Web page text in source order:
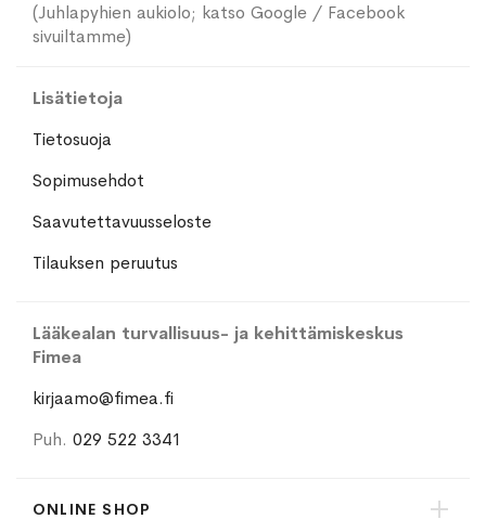
(Juhlapyhien aukiolo; katso Google / Facebook
sivuiltamme)
Lisätietoja
Tietosuoja
Sopimusehdot
Saavutettavuusseloste
Tilauksen peruutus
Lääkealan turvallisuus- ja kehittämiskeskus
Fimea
kirjaamo@fimea.fi
Puh. 029 522 3341
ONLINE SHOP